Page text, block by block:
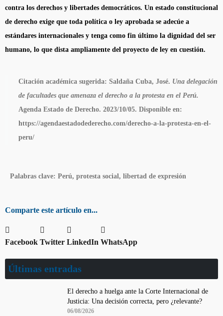
contra los derechos y libertades democráticos. Un estado constitucional
de derecho exige que toda política o ley aprobada se adecúe a
estándares internacionales y tenga como fin último la dignidad del ser
humano, lo que dista ampliamente del proyecto de ley en cuestión.
Citación académica sugerida: Saldaña Cuba, José. Una delegación
de facultades que amenaza el derecho a la protesta en el Perú.
Agenda Estado de Derecho. 2023/10/05. Disponible en:
https://agendaestadodederecho.com/derecho-a-la-protesta-en-el-
peru/
Palabras clave: Perú, protesta social, libertad de expresión
Comparte este artículo en...
Facebook Twitter LinkedIn WhatsApp
Últimas entradas
El derecho a huelga ante la Corte Internacional de
Justicia: Una decisión correcta, pero ¿relevante?
06/08/2026